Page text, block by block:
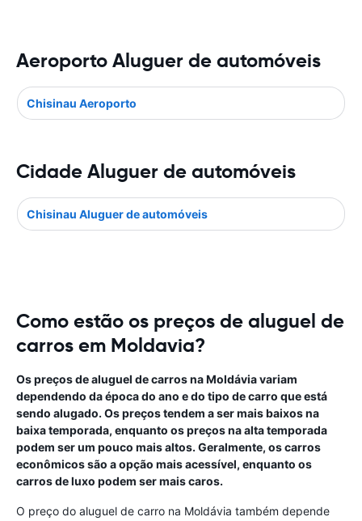
Aeroporto Aluguer de automóveis
Chisinau Aeroporto
Cidade Aluguer de automóveis
Chisinau Aluguer de automóveis
Como estão os preços de aluguel de
carros em Moldavia?
Os preços de aluguel de carros na Moldávia variam
dependendo da época do ano e do tipo de carro que está
sendo alugado. Os preços tendem a ser mais baixos na
baixa temporada, enquanto os preços na alta temporada
podem ser um pouco mais altos. Geralmente, os carros
econômicos são a opção mais acessível, enquanto os
carros de luxo podem ser mais caros.
O preço do aluguel de carro na Moldávia também depende